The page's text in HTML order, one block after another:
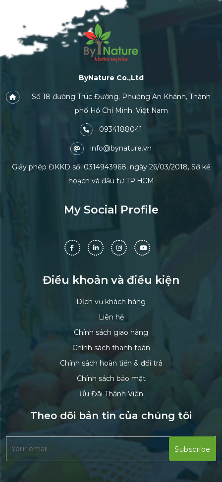
ByNature Co.,Ltd
Số 18 đường Trúc Đường, Phường An Khánh, Thành
phố Hồ Chí Minh, Việt Nam
0934188041
info@bynature.vn
Giấy phép ĐKKD số: 0314943968, ngày 26/03/2018, Sở kế
hoạch và đầu tư TP.HCM
My Social Profile
Điều khoản và điều kiện
Dịch vụ khách hàng
Liên hệ
Chính sách giao hàng
Chính sách thanh toán
Chính sách hoàn tiền & đổi trả
Chính sách bảo mật
Ưu Đãi Thành Viên
Theo dõi bản tin của chúng tôi